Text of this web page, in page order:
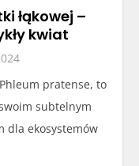
łąkowej –
kwiat
pratense, to
subtelnym
dla ekosystemów